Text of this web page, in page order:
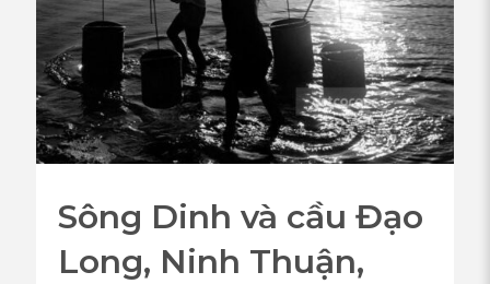
Sông Dinh và cầu Đạo
Long, Ninh Thuận,